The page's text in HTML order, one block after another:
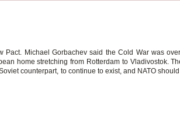
Pact. Michael Gorbachev said the Cold War was
home stretching from Rotterdam to Vladivostok.
counterpart, to continue to exist, and NATO